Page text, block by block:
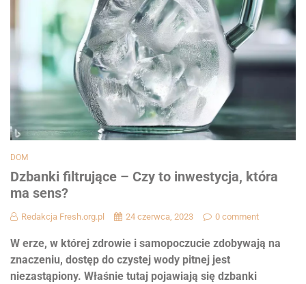
DOM
Dzbanki filtrujące – Czy to inwestycja, która
ma sens?
Redakcja Fresh.org.pl 24 czerwca, 2023 0 comment
W erze, w której zdrowie i samopoczucie zdobywają na
znaczeniu, dostęp do czystej wody pitnej jest
niezastąpiony. Właśnie tutaj pojawiają się dzbanki